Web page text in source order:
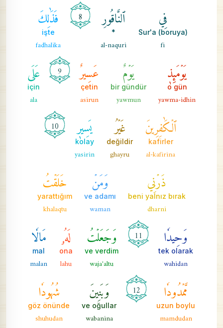
فِي
Sur'a (boruya)
fi
ٱلنَّاقُورِ
*
al-naquri
8 فَذَٰلِكَ
işte
fadhalika
يَوۡمَئِذٖ
o gün
yawma-idhin
يَوۡمٌ
bir gündür
yawmun
عَسِيرٌ
çetin
asirun
9 عَلَى
için
ala
ٱلۡكَٰفِرِينَ
kafirler
al-kafirina
غَيۡرُ
değildir
ghayru
يَسِيرٖ
kolay
yasirin
10
ذَرۡنِي
beni yalnız bırak
dharni
وَمَنۡ
ve adamı
waman
خَلَقۡتُ
yarattığım
khalaqtu
وَحِيدٗا
tek olarak
wahidan
11 وَجَعَلۡتُ
ve verdim
waja'altu
لَهُۥ
ona
lahu
مَالٗا
mal
malan
مَّمۡدُودٗا
uzun boylu
mamdudan
12 وَبَنِينَ
ve oğullar
wabanina
شُهُودٗا
göz önünde
shuhudan